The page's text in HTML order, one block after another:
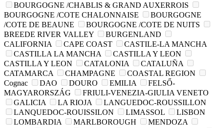
BOURGOGNE /CHABLIS & GRAND AUXERROIS
BOURGOGNE /COTE CHALONNAISE
BOURGOGNE
/COTE DE BEAUNE
BOURGOGNE /COTE DE NUITS
BREEDE RIVER VALLEY
BURGENLAND
CALIFORNIA
CAPE COAST
CASTILE-LA MANCHA
CASTILLA LA MANCHA
CASTILLA Y LEON
CASTILLA Y LEON
CATALONIA
CATALUÑA
CATAMARCA
CHAMPAGNE
COASTAL REGION
Cognac
DAO DOURO EMILIA
FELSŐ-
MAGYARORSZÁG
FRIULI-VENEZIA-GIULIA VENETO
GALICIA
LA RIOJA
LANGUEDOC-ROUSSILLON
LANQUEDOC-ROUISSILON
LIMASSOL
LISBON
LOMBARDIA
MARLBOROUGH
MENDOZA